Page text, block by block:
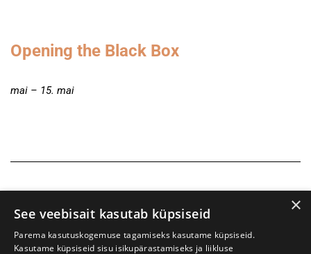
Opening the Black Box
mai – 15. mai
×
See veebisait kasutab küpsiseid
Parema kasutuskogemuse tagamiseks kasutame küpsiseid.
Kasutame küpsiseid sisu isikupärastamiseks ja liikluse